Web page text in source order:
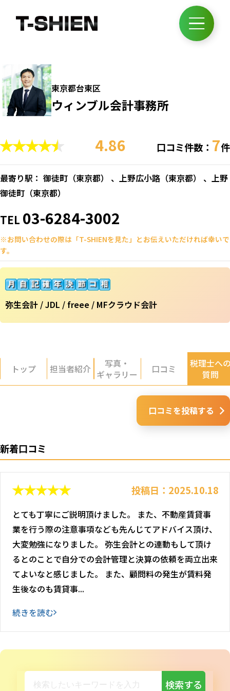
東京都台東区
ウィンブル会計事務所
4.86 口コミ件数： 7件
最寄り駅： 御徒町（東京都） 、上野広小路（東京都） 、上野
御徒町（東京都）
TEL 03-6284-3002
※お問い合わせの際は「T-SHIENを見た」とお伝えいただければ幸いで
す。
弥生会計 / JDL / freee / MFクラウド会計
トップ 担当者紹介
写真・
ギャラリー
口コミ
税理士へ
質問
口コミを投稿する
新着口コミ
投稿日：2025.10.18
とても丁寧にご説明頂けました。 また、不動産賃貸事
業を行う際の注意事項なども先んじてアドバイス頂け、
大変勉強になりました。 弥生会計との連動もして頂け
るとのことで自分での会計管理と決算の依頼を両立出来
てよいなと感じました。 また、顧問料の発生が賃料発
生後なのも賃貸事...
続きを読む
検索する